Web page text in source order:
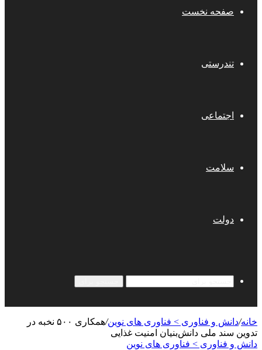
صفحه نخست
تندرستی
اجتماعی
سلامت
دولت
خانه/دانش و فناوری > فناوری های نوین/
همکاری ۵۰۰ نخبه در
تدوین سند ملی دانش‌بنیان امنیت غذایی
دانش و فناوری > فناوری های نوین